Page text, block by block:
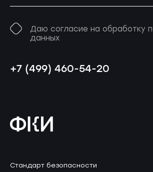
Даю согласие на обработку
данных
+7 (499) 460-54-20
Стандарт безопасности